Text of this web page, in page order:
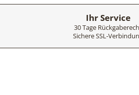
Ihr Service
30 Tage
Sichere SSL-